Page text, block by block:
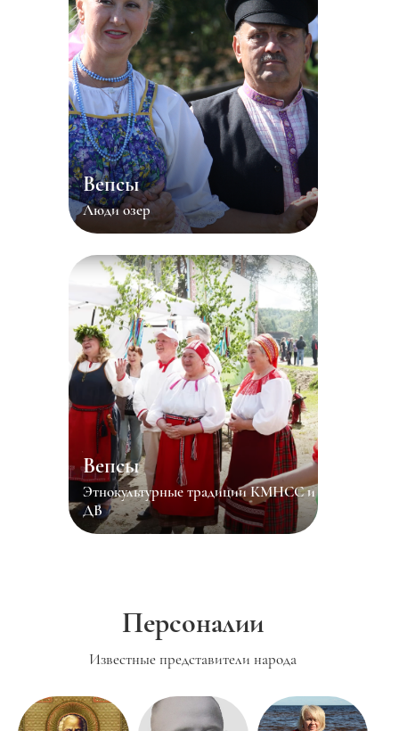
Вепсы
Люди озер
Вепсы
Этнокультурные традиции КМНСС и
ДВ
Персоналии
Известные представители народа